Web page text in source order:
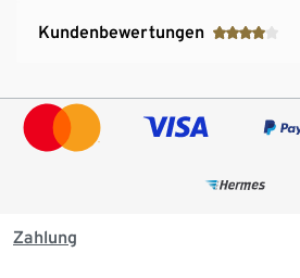
Kundenbewertungen
Zahlung